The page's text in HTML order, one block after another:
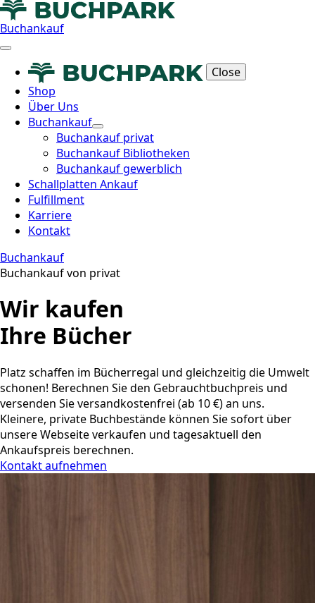
Buchankauf
Close
Shop
Über Uns
Buchankauf
Buchankauf privat
Buchankauf Bibliotheken
Buchankauf gewerblich
Schallplatten Ankauf
Fulfillment
Karriere
Kontakt
Buchankauf
Buchankauf von privat
Wir kaufen
Ihre Bücher
Platz schaffen im Bücherregal und gleichzeitig die Umwelt
schonen! Berechnen Sie den Gebrauchtbuchpreis und
versenden Sie versandkostenfrei (ab 10 €) an uns.
Kleinere, private Buchbestände können Sie sofort über
unsere Webseite verkaufen und tagesaktuell den
Ankaufspreis berechnen.
Kontakt aufnehmen